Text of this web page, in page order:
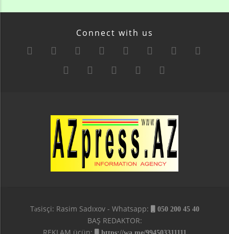
Connect with us
Təsisçi: Rasim Sadıxov - Whatsapp: 050 200 45 40
BAŞ REDAKTOR:
https://wa.me/994503311111